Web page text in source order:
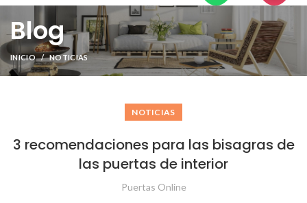
Blog
INICIO NOTICIAS
NOTICIAS
3 recomendaciones para las bisagras de
las puertas de interior
Puertas Online